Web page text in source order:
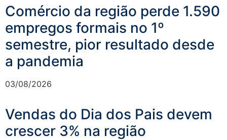
Comércio da região perde 1.590
empregos formais no 1º
semestre, pior resultado desde
a pandemia
03/08/2026
Vendas do Dia dos Pais devem
crescer 3% na região